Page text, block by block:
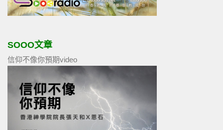
SOOO文章
信仰不像你預期video